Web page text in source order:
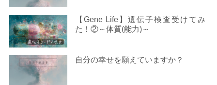
【Gene Life】遺伝子検査受けてみ
た！②～体質(能力)～
自分の幸せを願えていますか？